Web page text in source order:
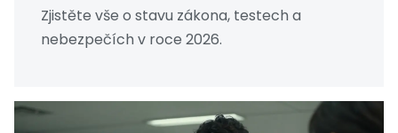
Zjistěte vše o stavu zákona, testech a
nebezpečích v roce 2026.